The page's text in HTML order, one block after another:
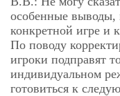
особенные выводы,
конкретной игре и
По поводу
игроки подправят
индивидуальном
готовиться к